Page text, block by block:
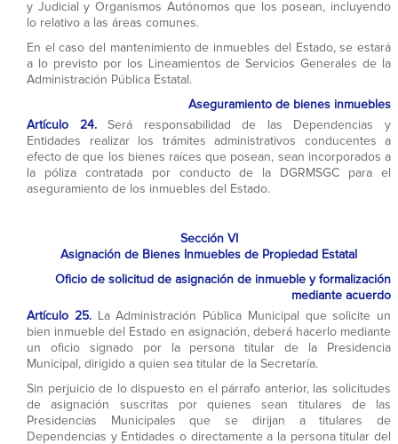
y Judicial y Organismos Autónomos que los posean, incluyendo
lo relativo a las áreas comunes.
En el caso del mantenimiento de inmuebles del Estado, se estará
a lo previsto por los Lineamientos de Servicios Generales de la
Administración Pública Estatal.
Aseguramiento de bienes inmuebles
Artículo 24.Será responsabilidad de las Dependencias y
Entidades realizar los trámites administrativos conducentes a
efecto de que los bienes raíces que posean, sean incorporados a
la póliza contratada por conducto de la DGRMSGC para el
aseguramiento de los inmuebles del Estado.
Sección VI
Asignación de Bienes Inmuebles de Propiedad Estatal
Oficio de solicitud de asignación de inmueble y formalización
mediante acuerdo
Artículo 25.
La Administración Pública Municipal que solicite un
bien inmueble del Estado en asignación, deberá hacerlo mediante
un oficio signado por la persona titular de la Presidencia
Municipal, dirigido a quien sea titular de la Secretaría.
Sin perjuicio de lo dispuesto en el párrafo anterior, las solicitudes
de asignación suscritas por quienes sean titulares de las
Presidencias Municipales que se dirijan a titulares de
Dependencias y Entidades o directamente a la persona titular del